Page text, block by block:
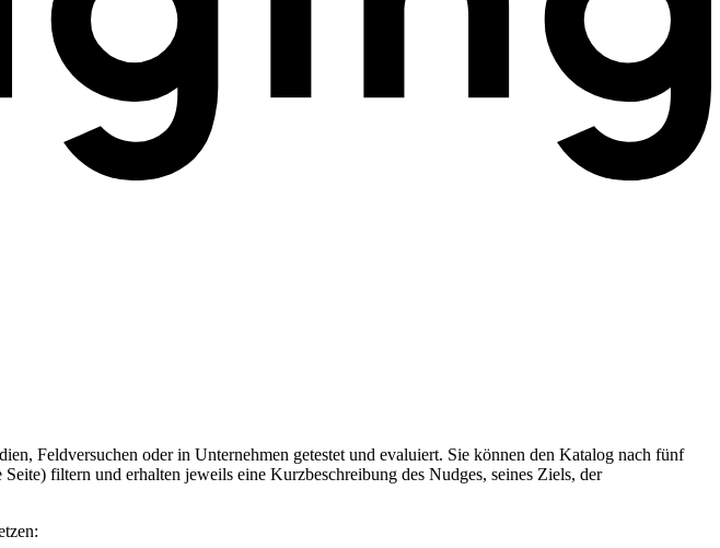
Feldversuchen oder in Unternehmen getestet und evaluiert. Sie können den Katalog nach fünf
filtern und erhalten jeweils eine Kurzbeschreibung des Nudges, seines Ziels, der